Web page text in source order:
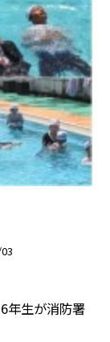
6年生が消防署